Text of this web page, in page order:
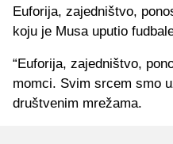
Euforija, zajedništvo,
koju je Musa uputio
“Euforija, zajedništvo,
momci. Svim srcem smo
društvenim mrežama.